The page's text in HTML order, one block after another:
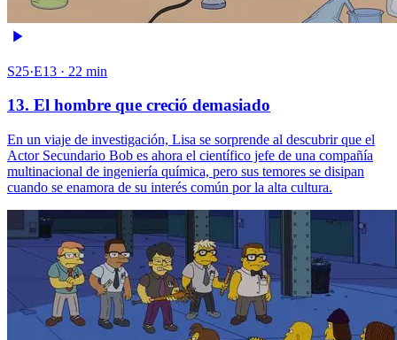
S25·E13 · 22 min
13. El hombre que creció demasiado
En un viaje de investigación, Lisa se sorprende al descubrir que el
Actor Secundario Bob es ahora el científico jefe de una compañía
multinacional de ingeniería química, pero sus temores se disipan
cuando se enamora de su interés común por la alta cultura.